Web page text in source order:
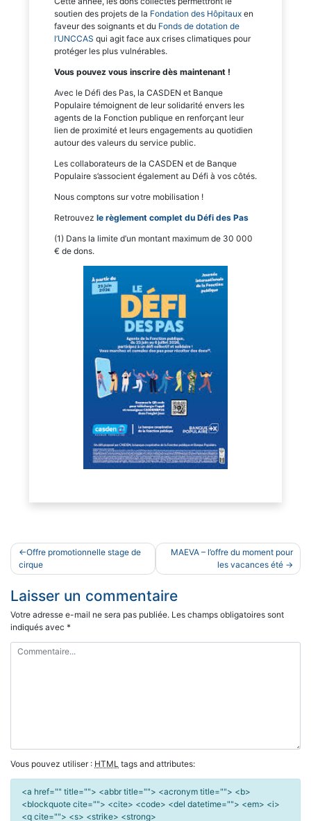
soutien des projets de la Fondation des Hôpitaux en
faveur des soignants et du Fonds de dotation de
l’UNCCAS qui agit face aux crises climatiques pour
protéger les plus vulnérables.
Vous pouvez vous inscrire dès maintenant !
Avec le Défi des Pas, la CASDEN et Banque
Populaire témoignent de leur solidarité envers les
agents de la Fonction publique en renforçant leur
lien de proximité et leurs engagements au quotidien
autour des valeurs du service public.
Les collaborateurs de la CASDEN et de Banque
Populaire s’associent également au Défi à vos côtés.
Nous comptons sur votre mobilisation !
Retrouvez le règlement complet du Défi des Pas
(1) Dans la limite d’un montant maximum de 30 000
€ de dons.
Navigation
de
l’article
Offre promotionnelle stage de
cirque
MAEVA – l’offre du moment pour
les vacances été
Laisser un commentaire
Votre adresse e-mail ne sera pas publiée. Les champs obligatoires sont
indiqués avec *
Vous pouvez utiliser : HTML tags and attributes:
<a href="" title=""> <abbr title=""> <acronym title=""> <b>
<blockquote cite=""> <cite> <code> <del datetime=""> <em> <i>
<q cite=""> <s> <strike> <strong>